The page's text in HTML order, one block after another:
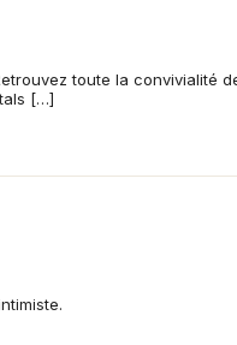
toute la convivialité
[…]